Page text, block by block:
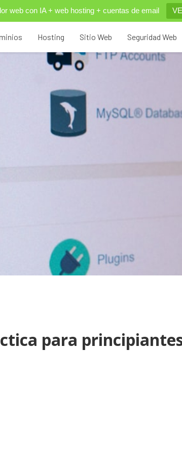
web con IA + web hosting + cuentas de email
Hosting Sitio Web Seguridad Web
para